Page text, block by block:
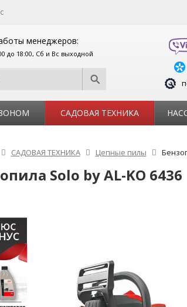
менеджеров:
до 18:00, Сб и Вс выходной
САДОВАЯ ТЕХНИКА
САДОВАЯ ТЕХНИКА Цепные пилы
Solo by AL-KO 6436